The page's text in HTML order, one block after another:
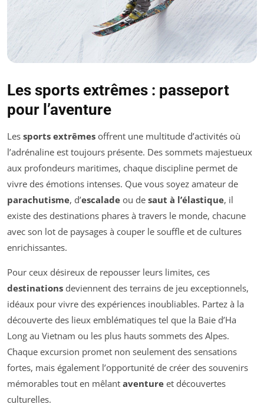
Les sports extrêmes : passeport
pour l’aventure
Les sports extrêmes offrent une multitude d’activités où
l’adrénaline est toujours présente. Des sommets majestueux
aux profondeurs maritimes, chaque discipline permet de
vivre des émotions intenses. Que vous soyez amateur de
parachutisme, d’escalade ou de saut à l’élastique, il
existe des destinations phares à travers le monde, chacune
avec son lot de paysages à couper le souffle et de cultures
enrichissantes.
Pour ceux désireux de repousser leurs limites, ces
destinations deviennent des terrains de jeu exceptionnels,
idéaux pour vivre des expériences inoubliables. Partez à la
découverte des lieux emblématiques tel que la Baie d’Ha
Long au Vietnam ou les plus hauts sommets des Alpes.
Chaque excursion promet non seulement des sensations
fortes, mais également l’opportunité de créer des souvenirs
mémorables tout en mêlant aventure et découvertes
culturelles.